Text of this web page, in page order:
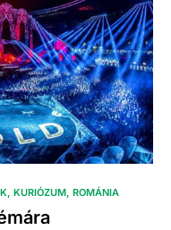
KURIÓZUM ROMÁNIA